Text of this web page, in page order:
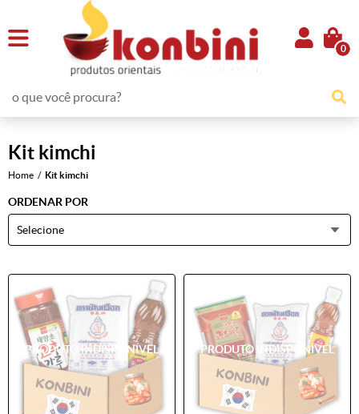
0
Kit kimchi
Home Kit kimchi
ORDENAR POR
Selecione